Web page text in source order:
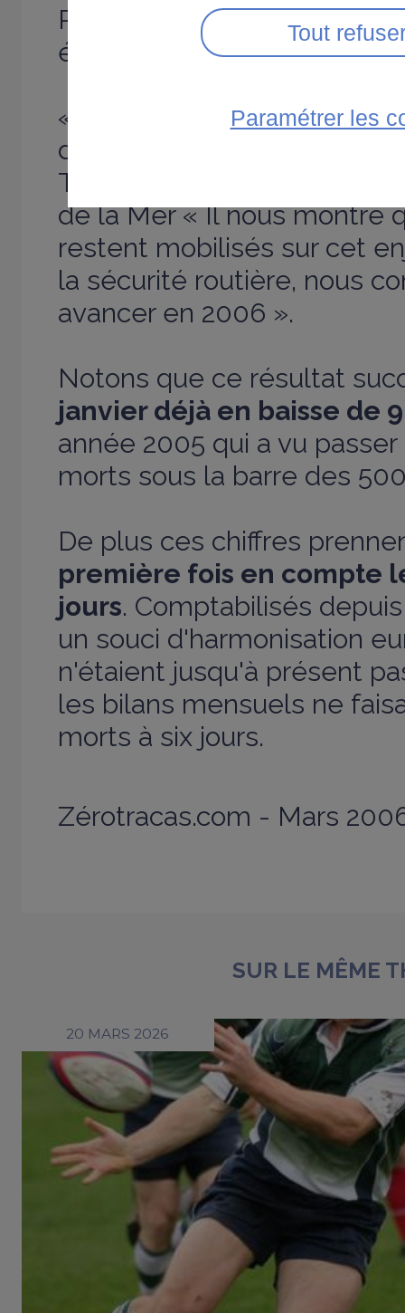
Plus concrètement ce sont
été épargnées en un mois !
«
Ce résultat est très
déclaré Dominique
Transports, de
de la Mer «Il nous montre
restent mobilisés sur cet
la sécurité routière, nous
avancer en 2006 ».
Notons que ce résultat
janvier déjà en baisse de
année 2005 qui a vu
morts sous la barre des
De plus ces chiffres
première fois en compte
jours. Comptabilisés
un souci d'harmonisation
n'étaient jusqu'à présent
les bilans mensuels ne
morts à six jours.
Zérotracas.com - Mars
SUR LE MÊME
20 MARS 2026
Tout
Paramétrer les